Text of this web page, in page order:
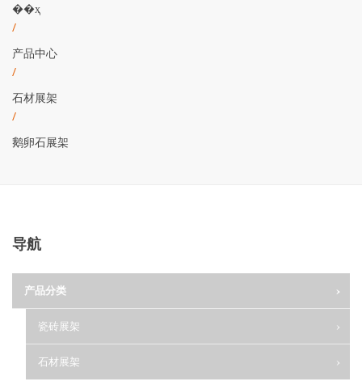
��ҳ
/
产品中心
/
石材展架
/
鹅卵石展架
导航
产品分类
瓷砖展架
石材展架